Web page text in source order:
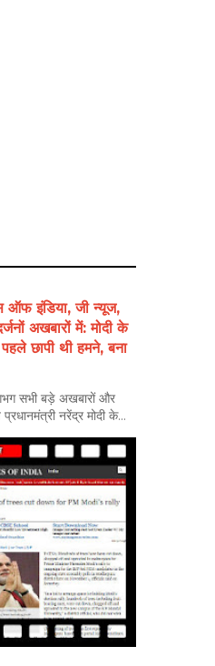
ऑफ इंडिया, जी न्यूज,
अखबारों में: मोदी के
छापी थी हमने, बना
सभी बड़े अखबारों और
नरेंद्र मोदी के...